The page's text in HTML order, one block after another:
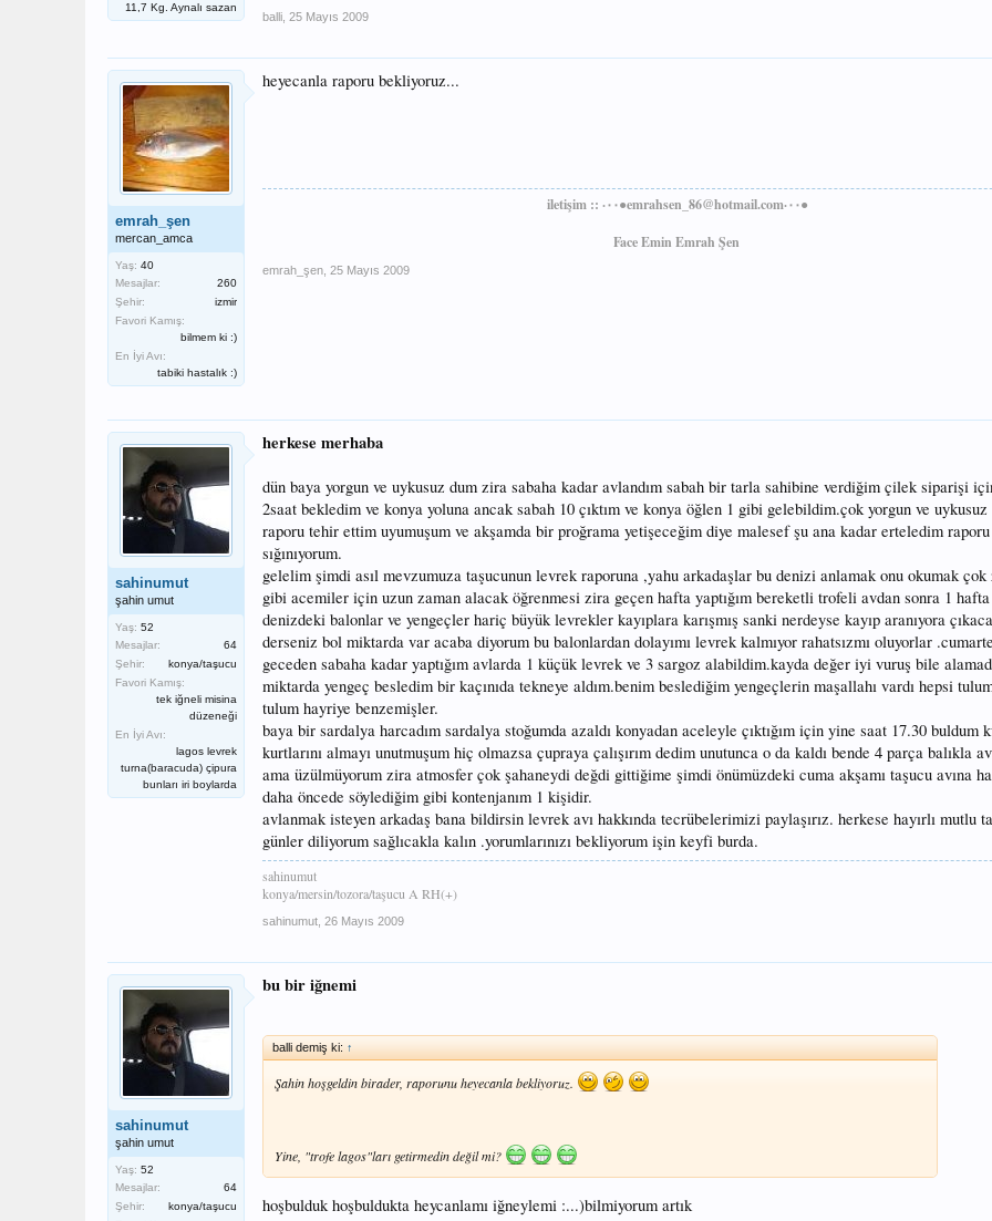
11,7 Kg. Aynalı sazan
balli 25 Mayıs 2009
emrah_şen
mercan_amca
Yaş: 40
Mesajlar:
260
Şehir:
izmir
Favori Kamış:
bilmem ki :)
En İyi Avı:
tabiki hastalık :)
heyecanla raporu bekliyoruz...
iletişim :: ·٠٠●emrahsen_86@hotmail.com·٠٠●
Face Emin Emrah Şen
emrah_şen 25 Mayıs 2009
sahinumut
şahin umut
Yaş: 52
Mesajlar:
64
Şehir:
konya/taşucu
Favori Kamış:
tek iğneli misina
düzeneği
En İyi Avı:
lagos levrek
turna(baracuda) çipura
bunları iri boylarda
herkese merhaba
dün baya yorgun ve uykusuz dum zira sabaha kadar avlandım sabah bir tarla sahibine verdiğim çilek siparişi
2saat bekledim ve konya yoluna ancak sabah 10 çıktım ve konya öğlen 1 gibi gelebildim.çok yorgun ve uykusuz
raporu tehir ettim uyumuşum ve akşamda bir proğrama yetişeceğim diye malesef şu ana kadar erteledim raporu
sığınıyorum.
gelelim şimdi asıl mevzumuza taşucunun levrek raporuna ,yahu arkadaşlar bu denizi anlamak onu okumak
gibi acemiler için uzun zaman alacak öğrenmesi zira geçen hafta yaptığım bereketli trofeli avdan sonra 1
denizdeki balonlar ve yengeçler hariç büyük levrekler kayıplara karışmış sanki nerdeyse kayıp aranıyora
derseniz bol miktarda var acaba diyorum bu balonlardan dolayımı levrek kalmıyor rahatsızmı oluyorlar
geceden sabaha kadar yaptığım avlarda 1 küçük levrek ve 3 sargoz alabildim.kayda değer iyi vuruş bile
miktarda yengeç besledim bir kaçınıda tekneye aldım.benim beslediğim yengeçlerin maşallahı vardı hepsi
tulum hayriye benzemişler.
baya bir sardalya harcadım sardalya stoğumda azaldı konyadan aceleyle çıktığım için yine saat 17.30 buldum
kurtlarını almayı unutmuşum hiç olmazsa çupraya çalışırım dedim unutunca o da kaldı bende 4 parça balıkla
ama üzülmüyorum zira atmosfer çok şahaneydi değdi gittiğime şimdi önümüzdeki cuma akşamı taşucu avına
daha öncede söylediğim gibi kontenjanım 1 kişidir.
avlanmak isteyen arkadaş bana bildirsin levrek avı hakkında tecrübelerimizi paylaşırız. herkese hayırlı mutlu
günler diliyorum sağlıcakla kalın .yorumlarınızı bekliyorum işin keyfi burda.
sahinumut
konya/mersin/tozora/taşucu A RH(+)
sahinumut 26 Mayıs 2009
sahinumut
şahin umut
Yaş: 52
Mesajlar:
64
Şehir:
konya/taşucu
bu bir iğnemi
balli demiş ki: ↑
Şahin hoşgeldin birader, raporunu heyecanla bekliyoruz.
Yine, "trofe lagos"ları getirmedin değil mi?
hoşbulduk hoşbuldukta heycanlamı iğneylemi :...)bilmiyorum artık